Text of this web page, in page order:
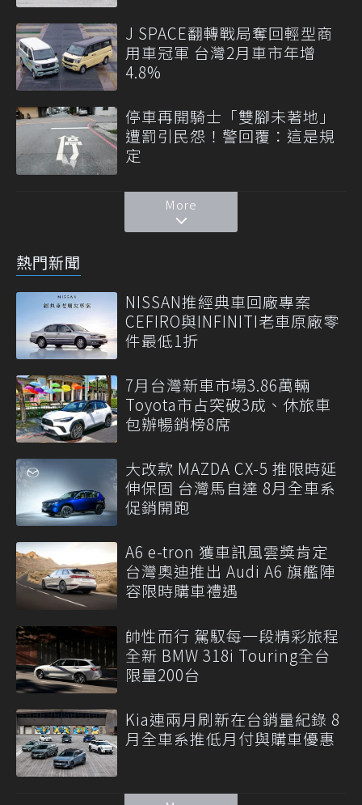
J SPACE翻轉戰局奪回輕型商
用車冠軍 台灣2月車市年增
4.8%
停車再開騎士「雙腳未著地」
遭罰引民怨！警回覆：這是規
定
More
熱門新聞
NISSAN推經典車回廠專案
CEFIRO與INFINITI老車原廠零
件最低1折
7月台灣新車市場3.86萬輛
Toyota市占突破3成、休旅車
包辦暢銷榜8席
大改款 MAZDA CX-5 推限時延
伸保固 台灣馬自達 8月全車系
促銷開跑
A6 e-tron 獲車訊風雲獎肯定
台灣奧迪推出 Audi A6 旗艦陣
容限時購車禮遇
帥性而行 駕馭每一段精彩旅程
全新 BMW 318i Touring全台
限量200台
Kia連兩月刷新在台銷量紀錄 8
月全車系推低月付與購車優惠